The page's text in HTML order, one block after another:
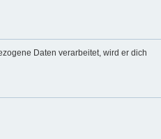
Daten verarbeitet, wird er dich